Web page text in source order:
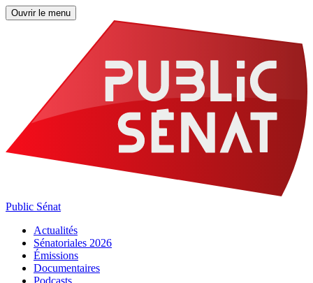
Ouvrir le menu
Public Sénat
Actualités
Sénatoriales 2026
Émissions
Documentaires